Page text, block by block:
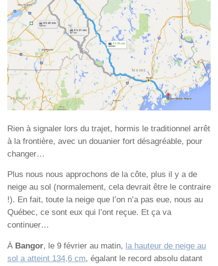
Rien à signaler lors du trajet, hormis le traditionnel arrêt
à la frontière, avec un douanier fort désagréable, pour
changer…
Plus nous nous approchons de la côte, plus il y a de
neige au sol (normalement, cela devrait être le contraire
!). En fait, toute la neige que l’on n’a pas eue, nous au
Québec, ce sont eux qui l’ont reçue. Et ça va
continuer…
À Bangor, le 9 février au matin, la hauteur de neige au
sol a atteint 134,6 cm, égalant le record absolu datant